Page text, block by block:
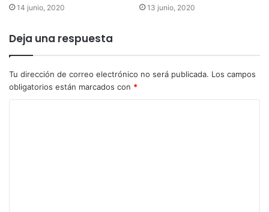
14 junio, 2020 13 junio, 2020
Deja una respuesta
Tu dirección de correo electrónico no será publicada. Los campos
obligatorios están marcados con *